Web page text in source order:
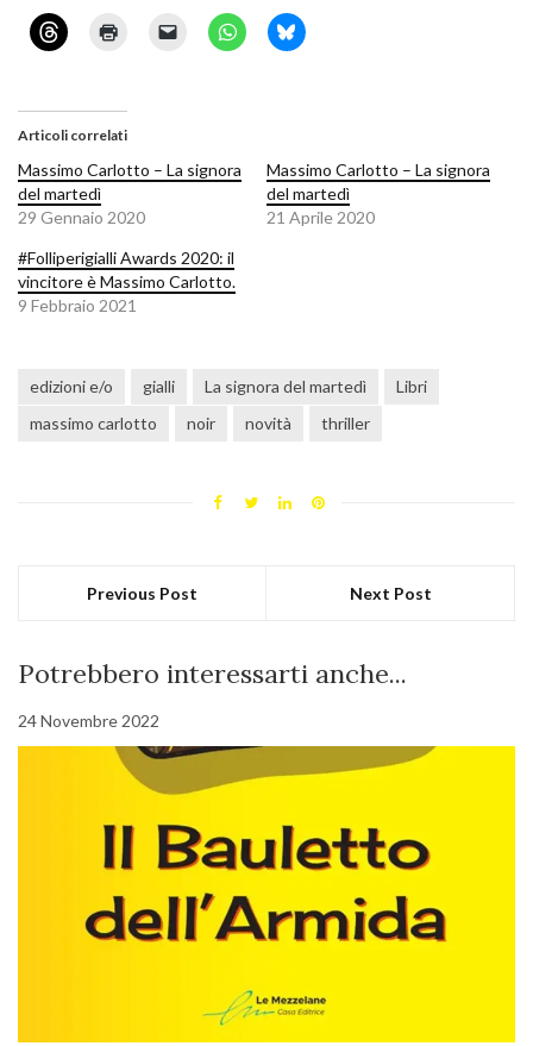
Articoli correlati
Massimo Carlotto – La signora
del martedì
29 Gennaio 2020
Massimo Carlotto – La signora
del martedì
21 Aprile 2020
#Folliperigialli Awards 2020: il
vincitore è Massimo Carlotto.
9 Febbraio 2021
edizioni e/o gialli La signora del martedì
Libri
massimo carlotto
noir novità thriller
Previous Post Next Post
Potrebbero interessarti anche...
24 Novembre 2022